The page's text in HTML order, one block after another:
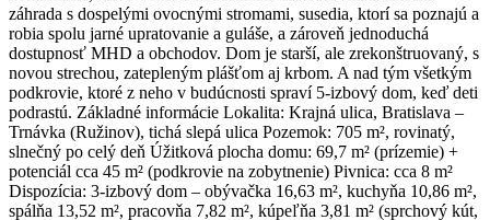
záhrada s dospelými ovocnými stromami, susedia, ktorí sa poznajú a
robia spolu jarné upratovanie a guláše, a zároveň jednoduchá
dostupnosť MHD a obchodov. Dom je starší, ale zrekonštruovaný, s
novou strechou, zatepleným plášťom aj krbom. A nad tým všetkým
podkrovie, ktoré z neho v budúcnosti spraví 5-izbový dom, keď deti
podrastú. Základné informácie Lokalita: Krajná ulica, Bratislava –
Trnávka (Ružinov), tichá slepá ulica Pozemok: 705 m², rovinatý,
slnečný po celý deň Úžitková plocha domu: 69,7 m² (prízemie) +
potenciál cca 45 m² (podkrovie na zobytnenie) Pivnica: cca 8 m²
Dispozícia: 3-izbový dom – obývačka 16,63 m², kuchyňa 10,86 m²,
spálňa 13,52 m², pracovňa 7,82 m², kúpeľňa 3,81 m² (sprchový kút,